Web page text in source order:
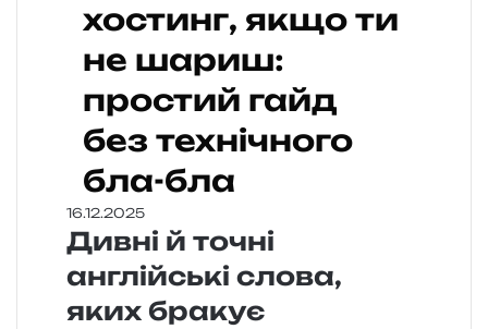
хостинг, якщо ти
не шариш:
простий гайд
без технічного
бла-бла
16.12.2025
Дивні й точні
англійські слова,
яких бракує